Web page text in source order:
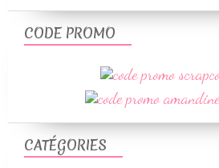
CATÉGORIES
CODE PROMO